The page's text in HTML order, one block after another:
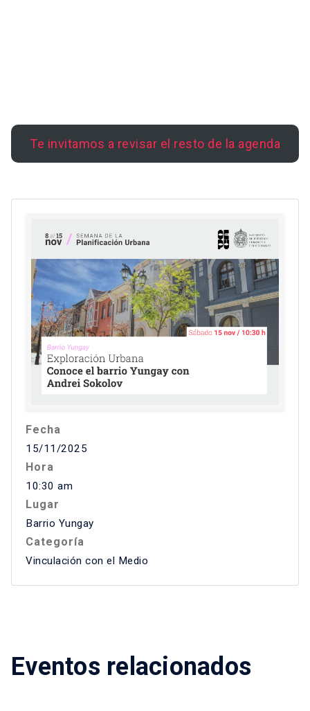
Te invitamos a revisar el resto de la agenda
Fecha
15/11/2025
Hora
10:30 am
Lugar
Barrio Yungay
Categoría
Vinculación con el Medio
Eventos relacionados